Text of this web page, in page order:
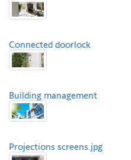
Connected doorlock
Building management
Projections screens.jpg